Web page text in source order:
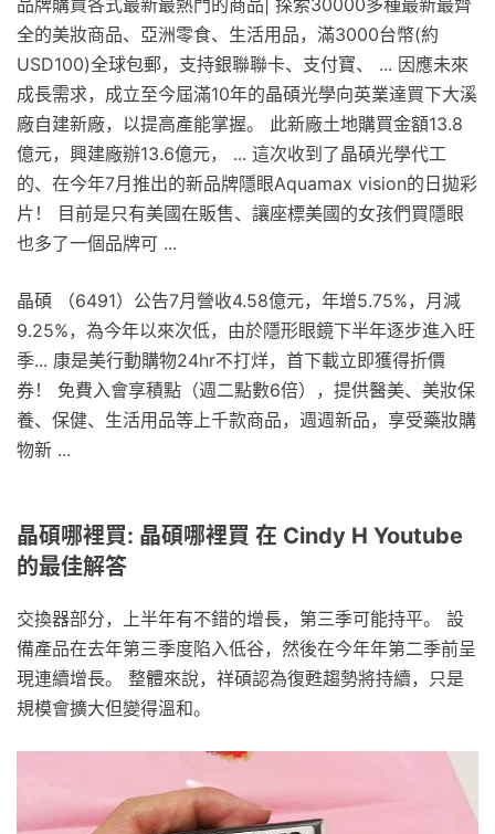
全的美妝商品、亞洲零食、生活用品，滿3000台幣(約
USD100)全球包郵，支持銀聯聯卡、支付寶、 ... 因應未來
成長需求，成立至今屆滿10年的晶碩光學向英業達買下大溪
廠自建新廠，以提高產能掌握。 此新廠土地購買金額13.8
億元，興建廠辦13.6億元， ... 這次收到了晶碩光學代工
的、在今年7月推出的新品牌隱眼Aquamax vision的日拋彩
片！ 目前是只有美國在販售、讓座標美國的女孩們買隱眼
也多了一個品牌可 ...
晶碩 （6491）公告7月營收4.58億元，年增5.75%，月減
9.25%，為今年以來次低，由於隱形眼鏡下半年逐步進入旺
季... 康是美行動購物24hr不打烊，首下載立即獲得折價
券！ 免費入會享積點（週二點數6倍），提供醫美、美妝保
養、保健、生活用品等上千款商品，週週新品，享受藥妝購
物新 ...
晶碩哪裡買: 晶碩哪裡買 在 Cindy H Youtube
的最佳解答
交換器部分，上半年有不錯的增長，第三季可能持平。 設
備產品在去年第三季度陷入低谷，然後在今年年第二季前呈
現連續增長。 整體來說，祥碩認為復甦趨勢將持續，只是
規模會擴大但變得溫和。